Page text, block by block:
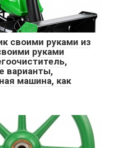
своими руками из
руками
варианты,
машина, как